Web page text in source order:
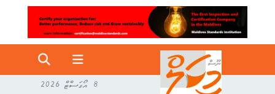
8 އޯގަސްޓް 2026